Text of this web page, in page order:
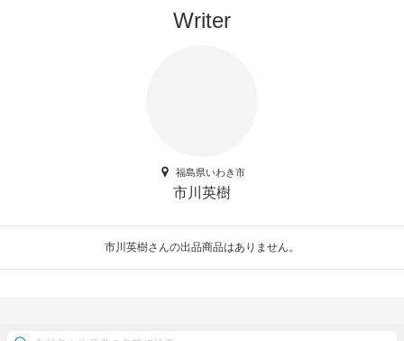
Writer
福島県いわき市
市川英樹
市川英樹さんの出品商品はありません。